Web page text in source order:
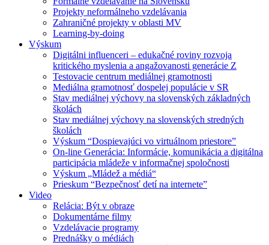
Projekty neformálneho vzdelávania
Zahraničné projekty v oblasti MV
Learning-by-doing
Výskum
Digitálni influenceri – edukačné roviny rozvoja
kritického myslenia a angažovanosti generácie Z
Testovacie centrum mediálnej gramotnosti
Mediálna gramotnosť dospelej populácie v SR
Stav mediálnej výchovy na slovenských základných
školách
Stav mediálnej výchovy na slovenských stredných
školách
Výskum “Dospievajúci vo virtuálnom priestore”
On-line Generácia: Informácie, komunikácia a digitálna
participácia mládeže v informačnej spoločnosti
Výskum „Mládež a médiá“
Prieskum “Bezpečnosť detí na internete”
Video
Relácia: Být v obraze
Dokumentárne filmy
Vzdelávacie programy
Prednášky o médiách